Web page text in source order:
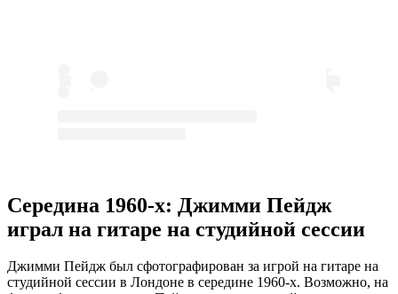
Середина 1960-х: Джимми Пейдж
играл на гитаре на студийной сессии
Джимми Пейдж был сфотографирован за игрой на гитаре на
студийной сессии в Лондоне в середине 1960-х. Возможно, на